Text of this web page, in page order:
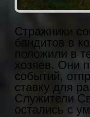
Стражники
бандитов в
положили в
хозяев. Они
событий,
ставку для
Служители
остались с